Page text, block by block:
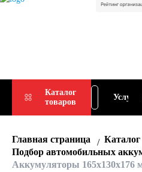
Каталог
товаров
Подбор
АКБ
Услуги
Главная страница Каталог
Подбор автомобильных
Аккумуляторы 165x130x176